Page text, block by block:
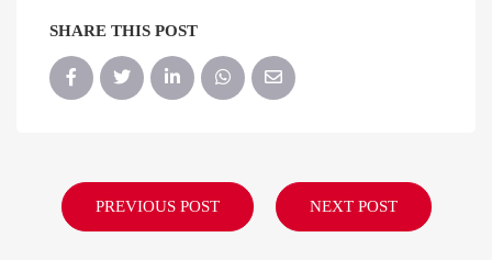
SHARE THIS POST
PREVIOUS POST NEXT POST